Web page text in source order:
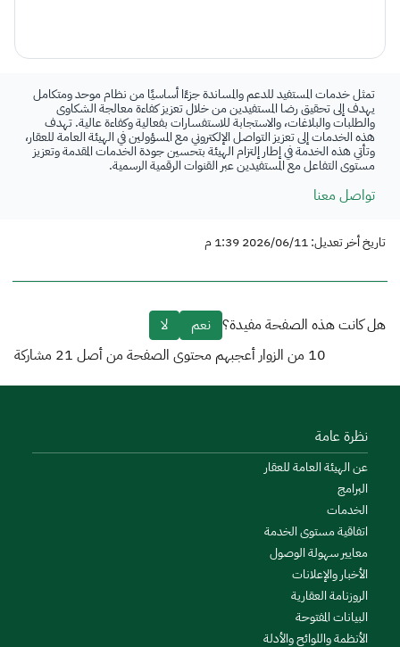
تمثل خدمات المستفيد للدعم والمساندة جزءًا أساسيًا من نظام موحد ومتكامل
يهدف إلى تحقيق رضا المستفيدين من خلال تعزيز كفاءة معالجة الشكاوى
والطلبات والبلاغات، والاستجابة للاستفسارات بفعالية وكفاءة عالية. تهدف
هذه الخدمات إلى تعزيز التواصل الإلكتروني مع المسؤولين في الهيئة العامة للعقار،
وتأتي هذه الخدمة في إطار إلتزام الهيئة بتحسين جودة الخدمات المقدمة وتعزيز
مستوى التفاعل مع المستفيدين عبر القنوات الرقمية الرسمية.
تواصل معنا
تاريخ أخر تعديل: 2026/06/11 1:39 م
هل كانت هذه الصفحة مفيدة؟ نعم
لا
10 من الزوار أعجبهم محتوى الصفحة من أصل 21 مشاركة
نظرة عامة
عن الهيئة العامة للعقار
البرامج
الخدمات
اتفاقية مستوى الخدمة
معايير سهولة الوصول
الأخبار والإعلانات
الروزنامة العقارية
البيانات المفتوحة
الأنظمة واللوائح والأدلة